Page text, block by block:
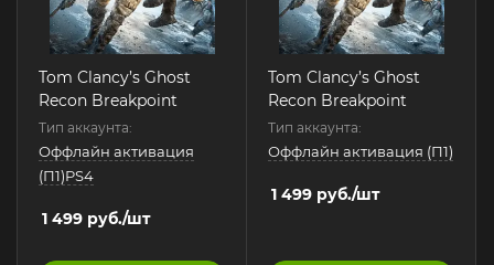
Tom Clancy’s Ghost
Recon Breakpoint
Тип аккаунта:
Оффлайн активация
(П1)PS4
1 499 руб./шт
Tom Clancy’s Ghost
Recon Breakpoint
Тип аккаунта:
Оффлайн активация (П1)
1 499 руб./шт